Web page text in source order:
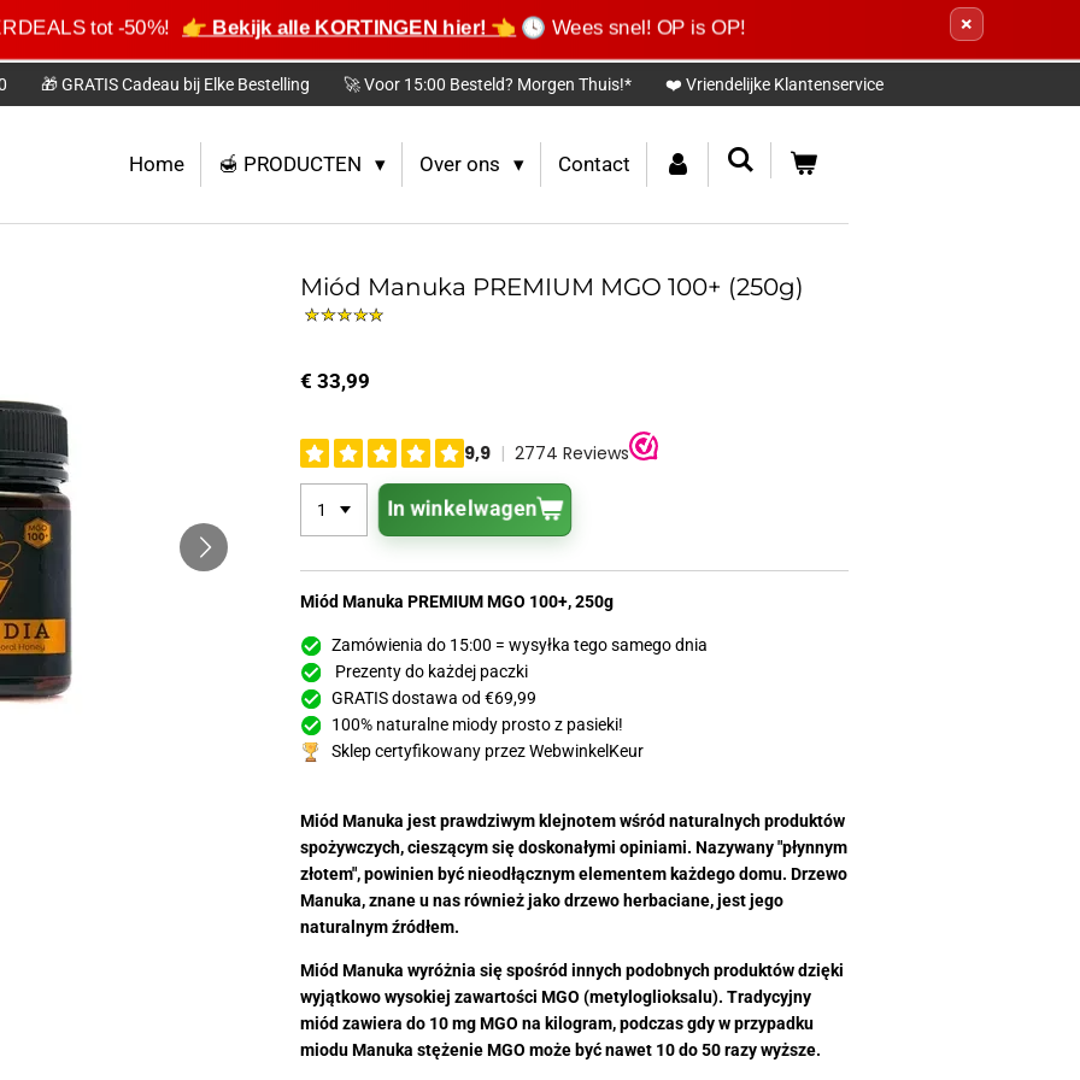
tot -50%! 👉 Bekijk alle KORTINGEN hier! 👈 🕓 Wees snel! OP is OP! ×
🎁 GRATIS Cadeau bij Elke Bestelling 🚀 Voor 15:00 Besteld? Morgen Thuis!* ❤️ Vriendelijke Klantenservice
Home 🍯 PRODUCTEN Over ons Contact
Miód Manuka PREMIUM MGO 100+ (250g)
€ 33,99
In winkelwagen
Miód Manuka PREMIUM MGO 100+, 250g
Zamówienia do 15:00 = wysyłka tego samego dnia
Prezenty do każdej paczki
GRATIS dostawa od €69,99
100% naturalne miody prosto z pasieki!
Sklep certyfikowany przez WebwinkelKeur
Miód Manuka jest prawdziwym klejnotem wśród naturalnych produktów
spożywczych, cieszącym się doskonałymi opiniami. Nazywany "płynnym
złotem", powinien być nieodłącznym elementem każdego domu. Drzewo
Manuka, znane u nas również jako drzewo herbaciane, jest jego
naturalnym źródłem.
Miód Manuka wyróżnia się spośród innych podobnych produktów dzięki
wyjątkowo wysokiej zawartości MGO (metyloglioksalu). Tradycyjny
miód zawiera do 10 mg MGO na kilogram, podczas gdy w przypadku
miodu Manuka stężenie MGO może być nawet 10 do 50 razy wyższe.